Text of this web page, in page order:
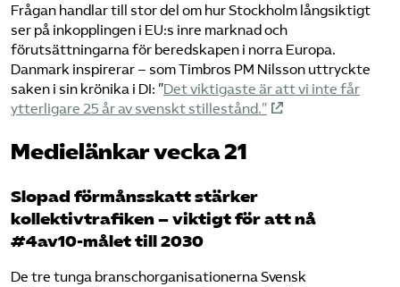
Frågan handlar till stor del om hur Stockholm långsiktigt
ser på inkopplingen i EU:s inre marknad och
förutsättningarna för beredskapen i norra Europa.
Danmark inspirerar – som Timbros PM Nilsson uttryckte
saken i sin krönika i DI: ”Det viktigaste är att vi inte får
ytterligare 25 år av svenskt stillestånd.”
Medielänkar vecka 21
Slopad förmånsskatt stärker
kollektivtrafiken – viktigt för att nå
#4av10-målet till 2030
De tre tunga branschorganisationerna Svensk